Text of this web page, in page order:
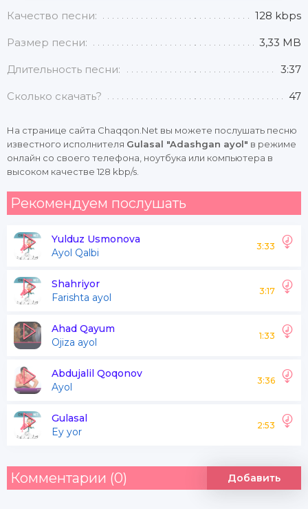
Качество песни: 128 kbps
Размер песни: 3,33 MB
Длительность песни: 3:37
Сколько скачать? 47
На странице сайта Chaqqon.Net вы можете послушать песню
известного исполнителя Gulasal "Adashgan ayol" в режиме
онлайн со своего телефона, ноутбука или компьютера в
высоком качестве 128 kbp/s.
Рекомендуем послушать
Yulduz Usmonova
Ayol Qalbi
3:33
Shahriyor
Farishta ayol
3:17
Ahad Qayum
Ojiza ayol
1:33
Abdujalil Qoqonov
Ayol
3:36
Gulasal
Ey yor
2:53
Комментарии (0) Добавить